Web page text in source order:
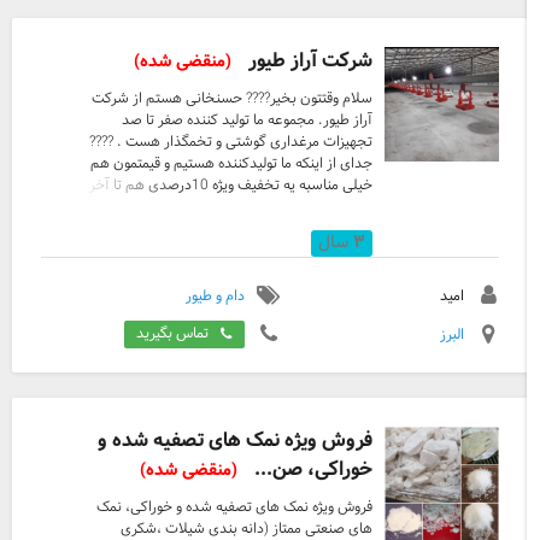
شرکت آراز طیور (منقضی شده)
سلام وقتتون بخیر???? حسنخانی هستم از شرکت
آراز طیور. مجموعه ما تولید کننده صفر تا صد
تجهیزات مرغداری گوشتی و تخمگذار هست . ????
جدای از اینکه ما تولیدکننده هستیم و قیمتمون هم
خیلی مناسبه یه تخفیف ویژه 10درصدی هم تا آخر
مرغ تخمگذار، کبک و بلدرچین ۲_انواع آبخوری و
سلولزی،کارواش صنعتی ۴_آسیاب میکسر ،هواکش
و... به عنوان قدیمی ترین شرکت با ۲۰سال سابقه
سال
امید
دام و طیور
البرز
تماس بگیرید
فروش ویژه نمک های تصفیه شده و
خوراکی، صن...
(منقضی شده)
فروش ویژه نمک های تصفیه شده و خوراکی، نمک
های صنعتی ممتاز (دانه بندی شیلات ،شکری